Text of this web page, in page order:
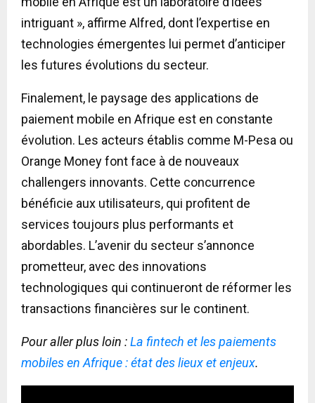
intriguant », affirme Alfred, dont l’expertise en
technologies émergentes lui permet d’anticiper
les futures évolutions du secteur.
Finalement, le paysage des applications de
paiement mobile en Afrique est en constante
évolution. Les acteurs établis comme M-Pesa ou
Orange Money font face à de nouveaux
challengers innovants. Cette concurrence
bénéficie aux utilisateurs, qui profitent de
services toujours plus performants et
abordables. L’avenir du secteur s’annonce
prometteur, avec des innovations
technologiques qui continueront de réformer les
transactions financières sur le continent.
Pour aller plus loin :La fintech et les paiements
mobiles en Afrique : état des lieux et enjeux.